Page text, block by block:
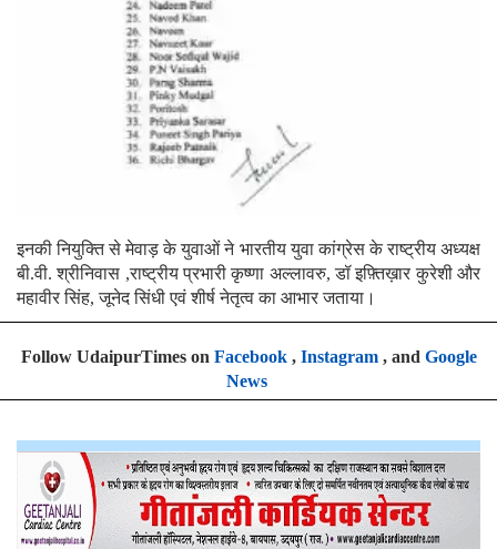
इनकी नियुक्ति से मेवाड़ के युवाओं ने भारतीय युवा कांग्रेस के राष्ट्रीय अध्यक्ष
बी.वी. श्रीनिवास ,राष्ट्रीय प्रभारी कृष्णा अल्लावरु, डॉ इफ़्तिख़ार कुरेशी और
महावीर सिंह, जूनेद सिंधी एवं शीर्ष नेतृत्व का आभार जताया।
Follow UdaipurTimes on Facebook, Instagram, and Google
News